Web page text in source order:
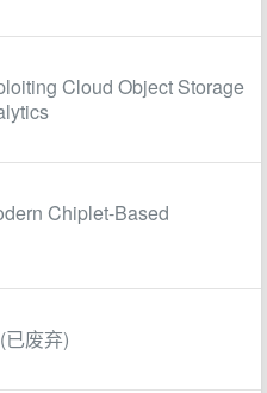
Cloud Object Storage
Chiplet-Based
废弃)